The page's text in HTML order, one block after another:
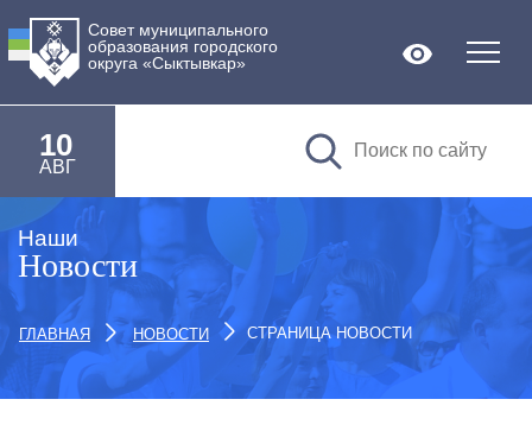
Совет муниципального
образования городского
округа «Сыктывкар»
10
АВГ
Версия
Наши
Новости
ГЛАВНАЯ НОВОСТИ СТРАНИЦА НОВОСТИ